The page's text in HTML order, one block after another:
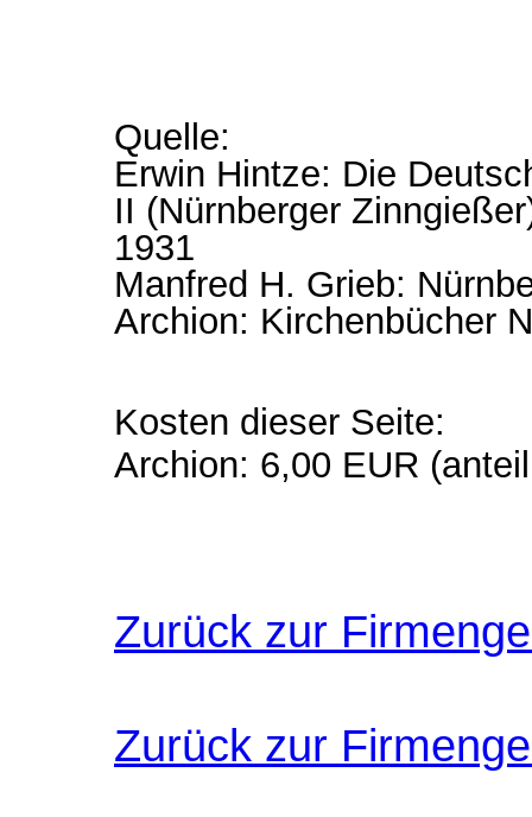
Quelle:
Erwin Hintze: Die
II (Nürnberger
1931
Manfred H. Grieb:
Archion: Kirchenbücher
Kosten dieser Seite:
Archion: 6,00 EUR
Zurück zur
Zurück zur